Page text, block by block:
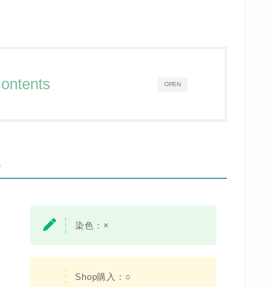
OPEN
染色：×
Shop購入：○